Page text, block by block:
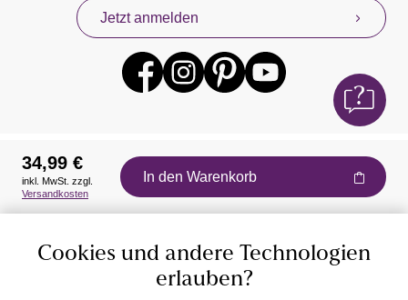
Jetzt anmelden
Auszeichnungen
34,99 €
inkl. MwSt. zzgl.
Versandkosten
In den Warenkorb
Cookies und andere Technologien
erlauben?